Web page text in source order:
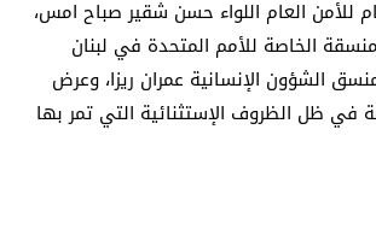
للأمن العام اللواء حسن شقير صباح امس،
الخاصة للأمم المتحدة في لبنان
الشؤون الإنسانية عمران ريزا، وعرض
في ظل الظروف الإستثنائية التي تمر بها